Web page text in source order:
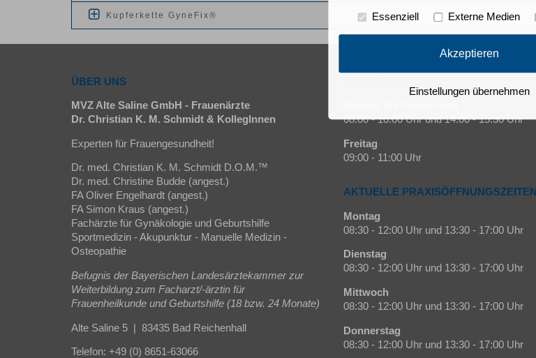
Kupferkette GyneFix®
ÜBER UNS
MVZ Alte Saline GmbH - Frauenärzte
Dr. Christian K. M. Schmidt & KollegInnen
Experten für Frauengesundheit!
Dr. med. Christian K. M. Schmidt D.O.M.™
Dr. med. Christine Budde (angest.)
FA Oliver Engelhardt (angest.)
FA Simon Kraus (angest.)
Fachärzte für Gynäkologie und Geburtshilfe
Sportmedizin - Akupunktur - Manuelle Medizin -
Osteopathie
Befugnis der Bayerischen Landesärztekammer zur
Weiterbildung zum Facharzt/-ärztin für
Frauenheilkunde und Geburtshilfe (18 bzw. 24 Monate)
Alte Saline 5 | 83435 Bad Reichenhall
Telefon: +49 (0) 8651-63066
08:00 - 10:00 Uhr und 14:00 - 15:30 Uhr
Freitag
09:00 - 11:00 Uhr
AKTUELLE PRAXISÖFFNUNGSZEITEN
Montag
08:30 - 12:00 Uhr und 13:30 - 17:00 Uhr
Dienstag
08:30 - 12:00 Uhr und 13:30 - 17:00 Uhr
Mittwoch
08:30 - 12:00 Uhr und 13:30 - 17:00 Uhr
Donnerstag
08:30 - 12:00 Uhr und 13:30 - 17:00 Uhr
Essenziell Externe Medien
Akzeptieren
Einstellungen übernehmen